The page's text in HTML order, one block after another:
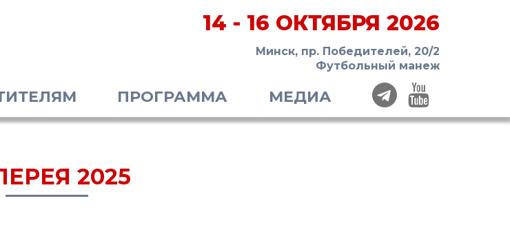
14 - 16 ОКТЯБРЯ 2026
Минск, пр. Победителей, 20/2
Футбольный манеж
ПРОГРАММА МЕДИА
2025